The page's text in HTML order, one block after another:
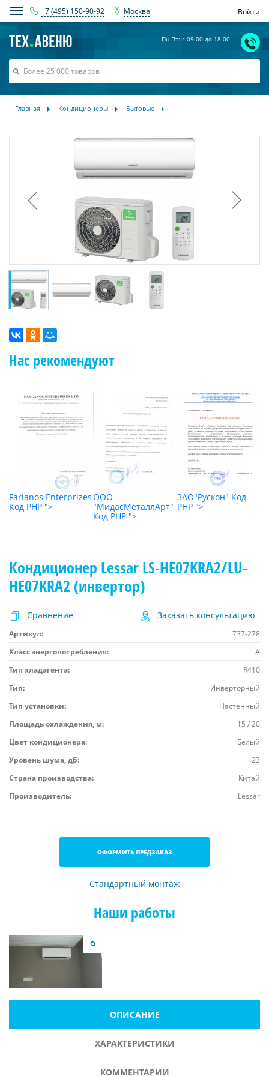
+7 (495) 150-90-92 Москва Войти
Пн-Пт: с 09:00 до 18:00
Главная Кондиционеры Бытовые
Нас рекомендуют
Farlanos Enterprizes
Код PHP ">
ООО
"МидасМеталлАрт"
Код PHP ">
ЗАО"Рускон" Код
PHP ">
Кондиционер Lessar LS-HE07KRA2/LU-
HE07KRA2 (инвертор)
Сравнение Заказать консультацию
Артикул:
737-278
Класс энергопотребления:
A
Тип хладагента:
R410
Тип:
Инверторный
Тип установки:
Настенный
Площадь охлаждения, м:
15 / 20
Цвет кондиционера:
Белый
Уровень шума, дБ:
23
Страна производства:
Китай
Производитель:
Lessar
ОФОРМИТЬ ПРЕДЗАКАЗ
Стандартный монтаж
Наши работы
ОПИСАНИЕ
ХАРАКТЕРИСТИКИ
КОММЕНТАРИИ